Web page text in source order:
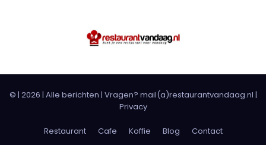
© | 2026 | Alle berichten | Vragen? mail(a)restaurantvandaag.nl |
Privacy
Restaurant Cafe Koffie Blog Contact